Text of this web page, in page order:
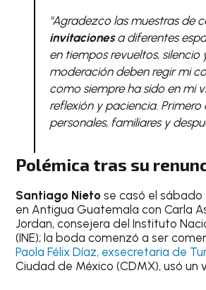
"Agradezco las muestras de
invitacionesa diferentes
en tiempos revueltos, silencio
moderación deben regir mi
como siempre ha sido en mi
reflexión y paciencia. Primero
personales, familiares y
Polémica tras su
Santiago Nieto se casó el
en Antigua Guatemala con Carla
Jordan, consejera del Instituto
(INE); la boda comenzó a ser
Paola Félix Díaz, exsecretaria de
Ciudad de México (CDMX), usó un